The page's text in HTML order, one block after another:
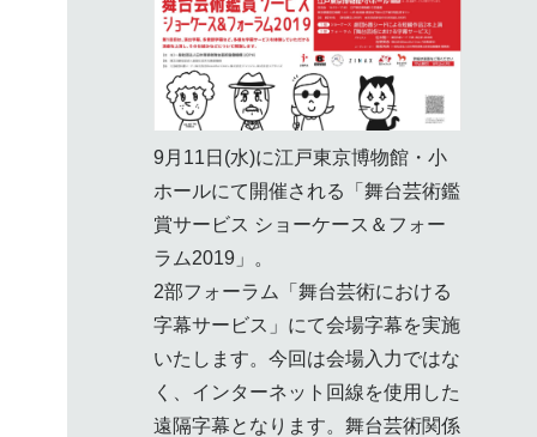
9月11日(水)に江戸東京博物館・小
ホールにて開催される「舞台芸術鑑
賞サービス ショーケース＆フォー
ラム2019」。
2部フォーラム「舞台芸術における
字幕サービス」にて会場字幕を実施
いたします。今回は会場入力ではな
く、インターネット回線を使用した
遠隔字幕となります。舞台芸術関係